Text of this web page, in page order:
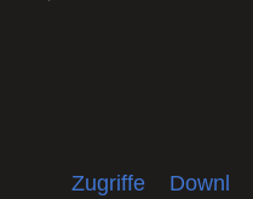
Zugriffe